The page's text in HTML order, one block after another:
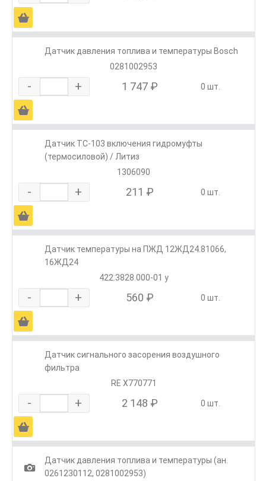
Ä
Датчик давления топлива и температуры Bosch
0281002953
- + 1 747 ₽ 0 шт.
Ä
Датчик ТС-103 включения гидромуфты
(термосиловой) / Литиз
1306090
- + 211 ₽ 0 шт.
Ä
Датчик температуры на ПЖД 12ЖД24.81066,
16ЖД24
422.3828.000-01 у
- + 560 ₽ 0 шт.
Ä
Датчик сигнального засорения воздушного
фильтра
RE X770771
- + 2 148 ₽ 0 шт.
Ä
1
Датчик давления топлива и температуры (ан.
0261230112, 0281002953)